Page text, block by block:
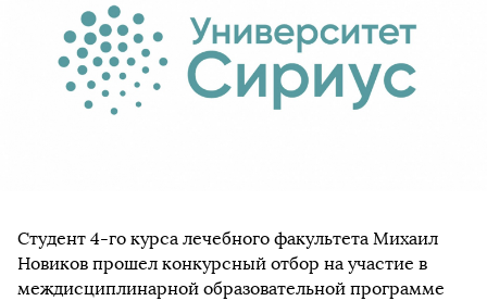
Студент 4-го курса лечебного факультета Михаил
Новиков прошел конкурсный отбор на участие в
междисциплинарной образовательной программе